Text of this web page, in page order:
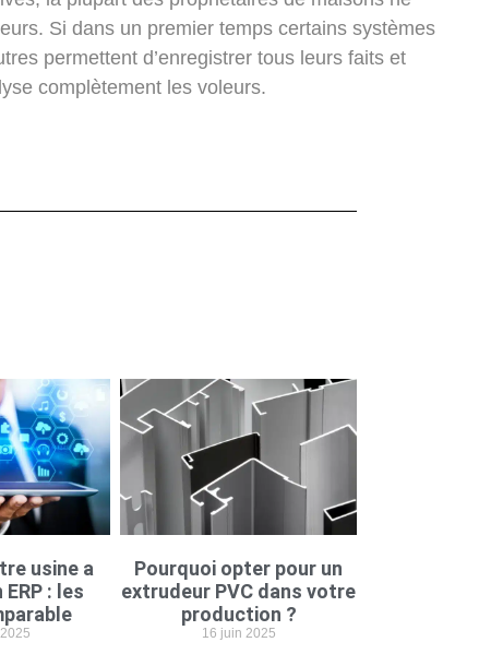
Si dans un premier temps certains systèmes
permettent d’enregistrer tous leurs faits et
complètement les voleurs.
usine a
ERP : les
Pourquoi opter pour un
extrudeur PVC dans votre
production ?
16 juin 2025